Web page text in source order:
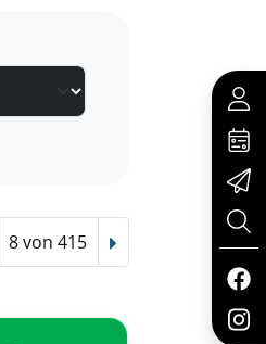
Vorheriger Treffer
8 von 415 Nächster Treffer